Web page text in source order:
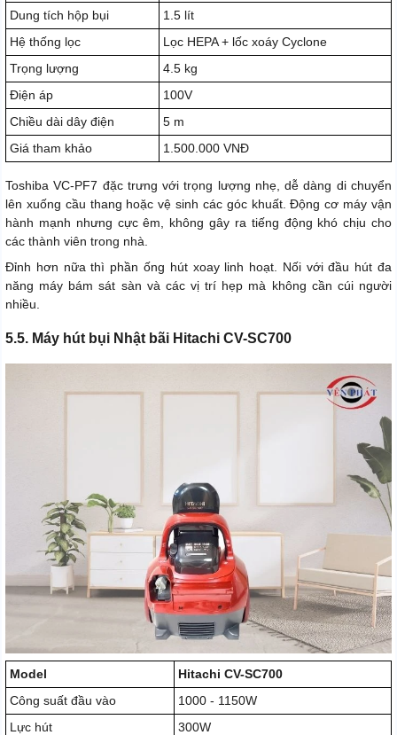
Dung tích hộp bụi
1.5 lít
Hệ thống lọc
Lọc HEPA + lốc xoáy Cyclone
Trọng lượng
4.5 kg
Điện áp
100V
Chiều dài dây điện
5 m
Giá tham khảo
1.500.000 VNĐ
Toshiba VC-PF7 đặc trưng với trọng lượng nhẹ, dễ dàng di chuyển
lên xuống cầu thang hoặc vệ sinh các góc khuất. Động cơ máy vận
hành mạnh nhưng cực êm, không gây ra tiếng động khó chịu cho
các thành viên trong nhà.
Đỉnh hơn nữa thì phần ống hút xoay linh hoạt. Nối với đầu hút đa
năng máy bám sát sàn và các vị trí hẹp mà không cần cúi người
nhiều.
5.5. Máy hút bụi Nhật bãi Hitachi CV-SC700
Model
Hitachi CV-SC700
Công suất đầu vào
1000 - 1150W
Lực hút
300W